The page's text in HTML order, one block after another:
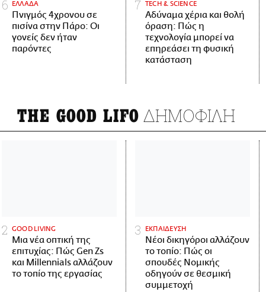
ΕΛΛΑΔΑ
Πνιγμός 4χρονου σε
πισίνα στην Πάρο: Οι
γονείς δεν ήταν
παρόντες
ΤECH & SCIENCE
Αδύναμα χέρια και θολή
όραση: Πώς η
τεχνολογία μπορεί να
επηρεάσει τη φυσική
κατάσταση
THE GOOD LIFO ΔΗΜΟΦΙΛΗ
GOOD LIVING
Μια νέα οπτική της
επιτυχίας: Πώς Gen Zs
και Millennials αλλάζουν
το τοπίο της εργασίας
ΕΚΠΑΙΔΕΥΣΗ
Νέοι δικηγόροι αλλάζουν
το τοπίο: Πώς οι
σπουδές Νομικής
οδηγούν σε θεσμική
συμμετοχή